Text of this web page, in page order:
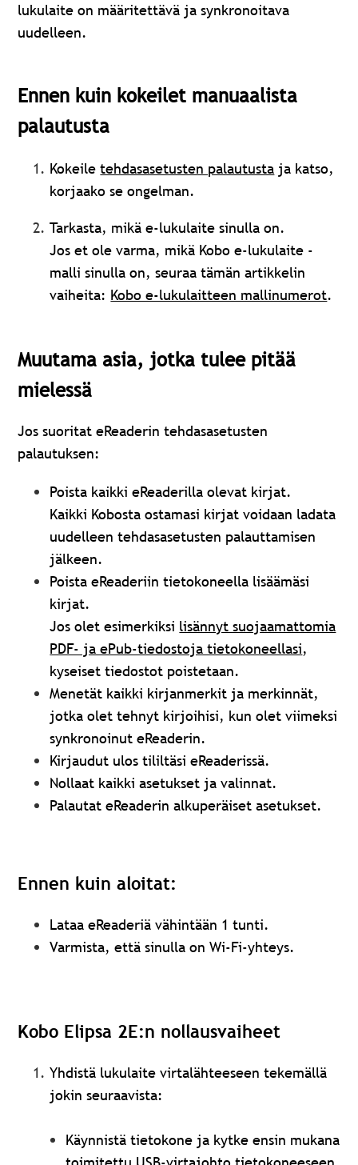
lukulaite on määritettävä ja synkronoitava
uudelleen.
Ennen kuin kokeilet manuaalista
palautusta
Kokeiletehdasasetusten palautusta ja katso,
korjaako se ongelman.
Tarkasta, mikä e-lukulaite sinulla on.
Jos et ole varma, mikä Kobo e-lukulaite -
malli sinulla on, seuraa tämän artikkelin
vaiheita: Kobo e-lukulaitteen mallinumerot.
Muutama asia, jotka tulee pitää
mielessä
Jos suoritat eReaderin tehdasasetusten
palautuksen:
Poista kaikki eReaderilla olevat kirjat.
Kaikki Kobosta ostamasi kirjat voidaan ladata
uudelleen tehdasasetusten palauttamisen
jälkeen.
Poista eReaderiin tietokoneella lisäämäsi
kirjat.
Jos olet esimerkiksi lisännyt suojaamattomia
PDF- ja ePub-tiedostoja tietokoneellasi,
kyseiset tiedostot poistetaan.
Menetät kaikki kirjanmerkit ja merkinnät,
jotka olet tehnyt kirjoihisi, kun olet viimeksi
synkronoinut eReaderin.
Kirjaudut ulos tililtäsi eReaderissä.
Nollaat kaikki asetukset ja valinnat.
Palautat eReaderin alkuperäiset asetukset.
Ennen kuin aloitat:
Lataa eReaderiä vähintään 1 tunti.
Varmista, että sinulla on Wi-Fi-yhteys.
Kobo Elipsa 2E:n nollausvaiheet
Yhdistä lukulaite virtalähteeseen tekemällä
jokin seuraavista:
Käynnistä tietokone ja kytke ensin mukana